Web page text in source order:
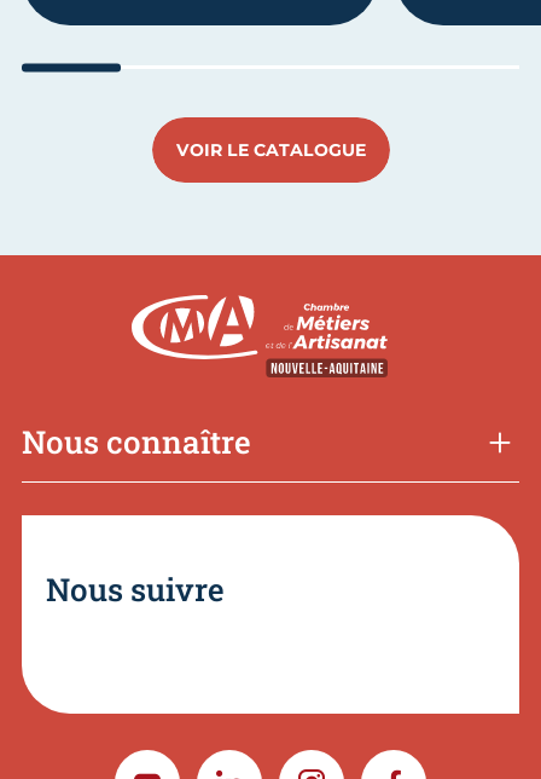
VOIR LE CATALOGUE
Nous connaître
Nous suivre